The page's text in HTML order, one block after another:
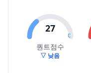
2026.08.04
53405500
2026.08.05
5650 5680
2026.08.06
55205600
2026.08.07
6430
27
C
퀀트점수
▽ 낮음